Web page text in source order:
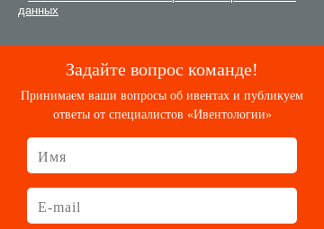
данных
Задайте вопрос команде!
Принимаем ваши вопросы об ивентах и публикуем
ответы от специалистов «Ивентологии»